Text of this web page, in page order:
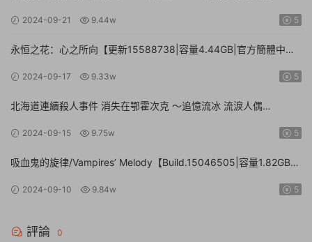
2024-09-21 9.44w 5
永恒之花：心之所向【更新15588738|容量4.44GB|官方簡體中
2024-09-17 9.33w 5
北海道連續殺人事件 消失在鄂霍次克 ～追憶流冰 流淚人偶
Serial Murder Case The Okhotsk Disappearance ~Memories in
Ice, Tearful Figurine~
2024-09-15 9.75w 5
吸血鬼的旋律/Vampires’ Melody【Build.15046505|容量1.82GB|
2024-09-10 9.84w 5
評論 0